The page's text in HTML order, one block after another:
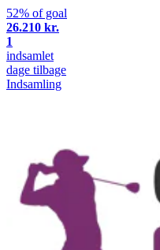
52% of goal
26.210 kr.
1
indsamlet
dage tilbage
Indsamling